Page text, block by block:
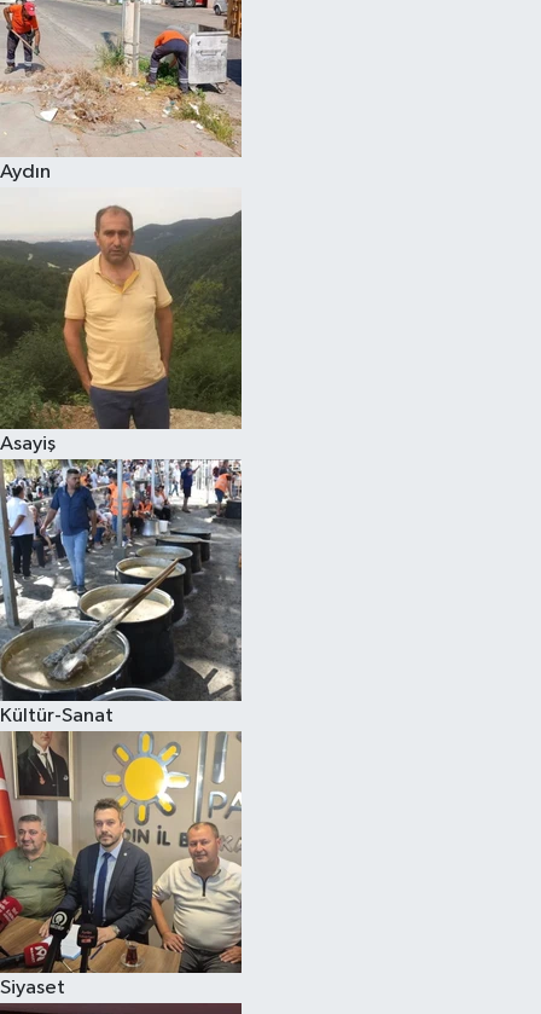
Aydın
Asayiş
Kültür-Sanat
Siyaset
Magazin